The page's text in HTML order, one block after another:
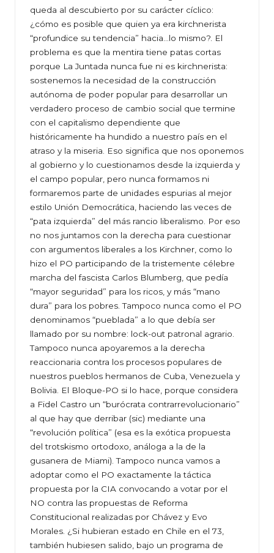
queda al descubierto por su carácter cíclico:
¿cómo es posible que quien ya era kirchnerista
“profundice su tendencia” hacia…lo mismo?. El
problema es que la mentira tiene patas cortas
porque La Juntada nunca fue ni es kirchnerista:
sostenemos la necesidad de la construcción
autónoma de poder popular para desarrollar un
verdadero proceso de cambio social que termine
con el capitalismo dependiente que
históricamente ha hundido a nuestro país en el
atraso y la miseria. Eso significa que nos oponemos
al gobierno y lo cuestionamos desde la izquierda y
el campo popular, pero nunca formamos ni
formaremos parte de unidades espurias al mejor
estilo Unión Democrática, haciendo las veces de
“pata izquierda” del más rancio liberalismo. Por eso
no nos juntamos con la derecha para cuestionar
con argumentos liberales a los Kirchner, como lo
hizo el PO participando de la tristemente célebre
marcha del fascista Carlos Blumberg, que pedía
“mayor seguridad” para los ricos, y más “mano
dura” para los pobres. Tampoco nunca como el PO
denominamos “pueblada” a lo que debía ser
llamado por su nombre: lock-out patronal agrario.
Tampoco nunca apoyaremos a la derecha
reaccionaria contra los procesos populares de
nuestros pueblos hermanos de Cuba, Venezuela y
Bolivia. El Bloque-PO si lo hace, porque considera
a Fidel Castro un “burócrata contrarrevolucionario”
al que hay que derribar (sic) mediante una
“revolución política” (esa es la exótica propuesta
del trotskismo ortodoxo, análoga a la de la
gusanera de Miami). Tampoco nunca vamos a
adoptar como el PO exactamente la táctica
propuesta por la CIA convocando a votar por el
NO contra las propuestas de Reforma
Constitucional realizadas por Chávez y Evo
Morales. ¿Si hubieran estado en Chile en el 73,
también hubiesen salido, bajo un programa de